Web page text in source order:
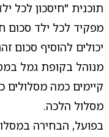
תוכנית "חיסכון לכל
יכולים להוסיף סכום
מנוהל בקופת גמל
קיימים כמה מסלולים
מסלול הלכה.
בפועל, הבחירה